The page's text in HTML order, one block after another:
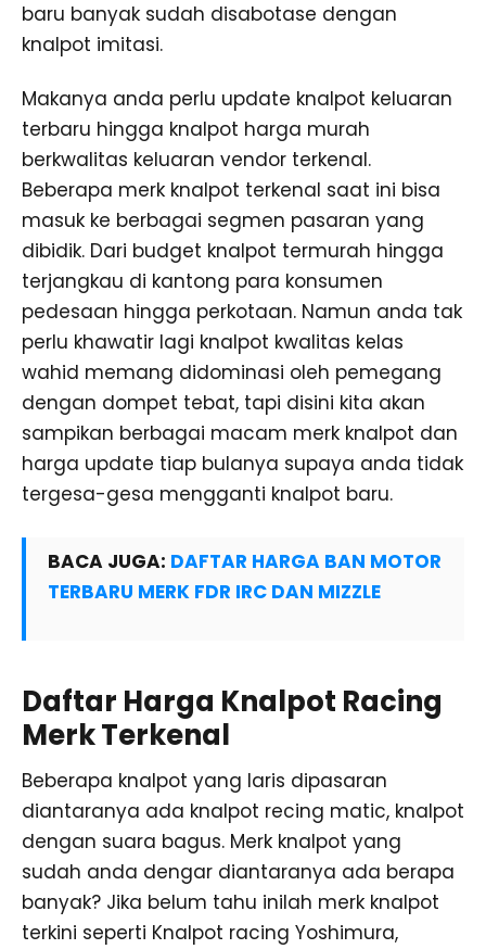
baru banyak sudah disabotase dengan
knalpot imitasi.
Makanya anda perlu update knalpot keluaran
terbaru hingga knalpot harga murah
berkwalitas keluaran vendor terkenal.
Beberapa merk knalpot terkenal saat ini bisa
masuk ke berbagai segmen pasaran yang
dibidik. Dari budget knalpot termurah hingga
terjangkau di kantong para konsumen
pedesaan hingga perkotaan. Namun anda tak
perlu khawatir lagi knalpot kwalitas kelas
wahid memang didominasi oleh pemegang
dengan dompet tebat, tapi disini kita akan
sampikan berbagai macam merk knalpot dan
harga update tiap bulanya supaya anda tidak
tergesa-gesa mengganti knalpot baru.
BACA JUGA: DAFTAR HARGA BAN MOTOR
TERBARU MERK FDR IRC DAN MIZZLE
Daftar Harga Knalpot Racing
Merk Terkenal
Beberapa knalpot yang laris dipasaran
diantaranya ada knalpot recing matic, knalpot
dengan suara bagus. Merk knalpot yang
sudah anda dengar diantaranya ada berapa
banyak? Jika belum tahu inilah merk knalpot
terkini seperti Knalpot racing Yoshimura,